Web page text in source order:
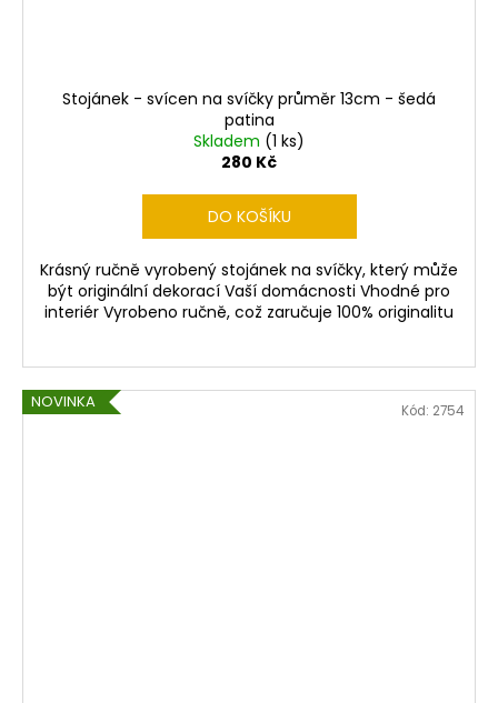
Stojánek - svícen na svíčky průměr 13cm - šedá
patina
Skladem (1 ks)
280 Kč
DO KOŠÍKU
Krásný ručně vyrobený stojánek na svíčky, který může
být originální dekorací Vaší domácnosti Vhodné pro
interiér Vyrobeno ručně, což zaručuje 100% originalitu
NOVINKA Kód: 2754